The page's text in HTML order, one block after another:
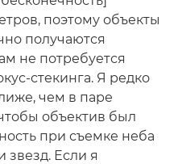
поэтому объекты
получаются
не потребуется
стекинга. Я редко
чем в паре
объектив был
при съемке неба
звезд. Если я